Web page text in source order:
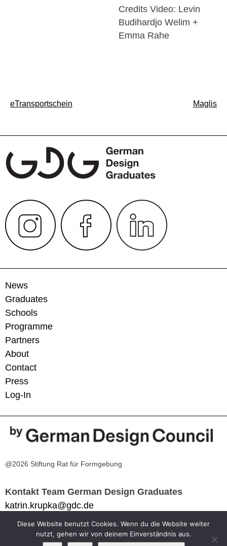
Credits Video: Levin
Budihardjo Welim +
Emma Rahe
Beitragsnavigation
eTransportschein Maglis
News
Graduates
Schools
Programme
Partners
About
Contact
Press
Log-In
@2026 Stiftung Rat für Formgebung
Kontakt Team German Design Graduates
katrin.krupka@gdc.de
Impressum
Diese Website benutzt Cookies. Wenn du die Website weiter
nutzt, gehen wir von deinem Einverständnis aus.